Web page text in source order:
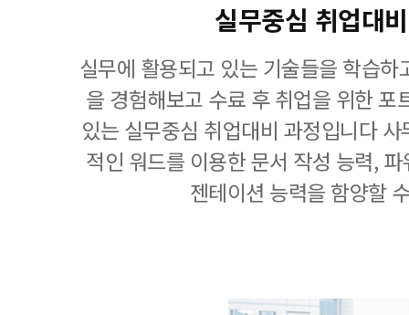
실무중심 취업대
실무에 활용되고 있는 기술들을 학습
을 경험해보고 수료 후 취업을 위한 포
있는 실무중심 취업대비 과정입니다
적인 워드를 이용한 문서 작성 능력,
젠테이션 능력을 함양할